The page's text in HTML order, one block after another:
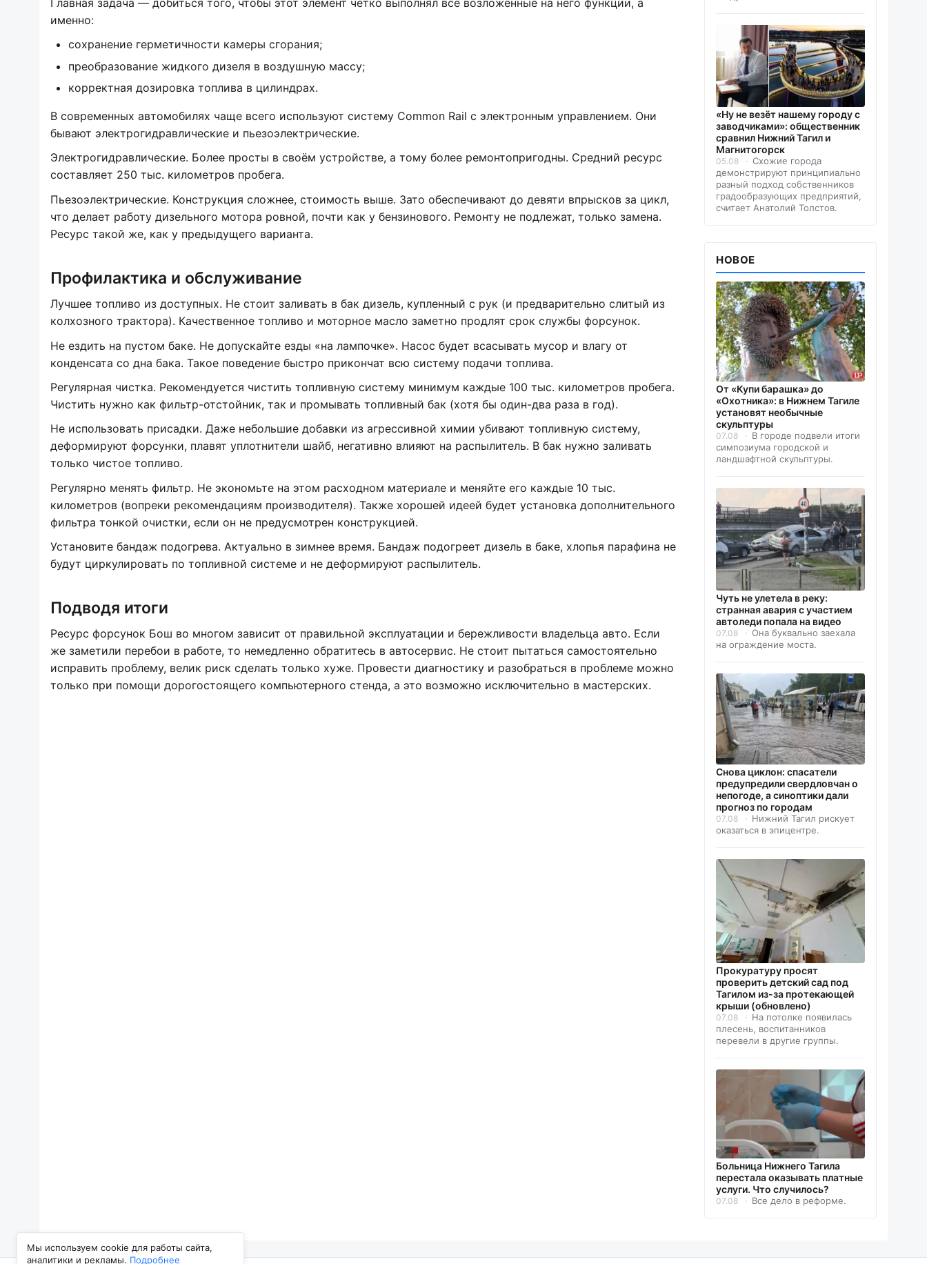
Мы используем cookie для работы сайта,
аналитики и рекламы. Подробнее
именно:
сохранение герметичности камеры сгорания;
преобразование жидкого дизеля в воздушную массу;
корректная дозировка топлива в цилиндрах.
В современных автомобилях чаще всего используют систему Common Rail с электронным управлением. Они
бывают электрогидравлические и пьезоэлектрические.
Электрогидравлические. Более просты в своём устройстве, а тому более ремонтопригодны. Средний ресурс
составляет 250 тыс. километров пробега.
Пьезоэлектрические. Конструкция сложнее, стоимость выше. Зато обеспечивают до девяти впрысков за цикл,
что делает работу дизельного мотора ровной, почти как у бензинового. Ремонту не подлежат, только замена.
Ресурс такой же, как у предыдущего варианта.
Профилактика и обслуживание
Лучшее топливо из доступных. Не стоит заливать в бак дизель, купленный с рук (и предварительно слитый из
колхозного трактора). Качественное топливо и моторное масло заметно продлят срок службы форсунок.
Не ездить на пустом баке. Не допускайте езды «на лампочке». Насос будет всасывать мусор и влагу от
конденсата со дна бака. Такое поведение быстро прикончат всю систему подачи топлива.
Регулярная чистка. Рекомендуется чистить топливную систему минимум каждые 100 тыс. километров пробега.
Чистить нужно как фильтр-отстойник, так и промывать топливный бак (хотя бы один-два раза в год).
Не использовать присадки. Даже небольшие добавки из агрессивной химии убивают топливную систему,
деформируют форсунки, плавят уплотнители шайб, негативно влияют на распылитель. В бак нужно заливать
только чистое топливо.
Регулярно менять фильтр. Не экономьте на этом расходном материале и меняйте его каждые 10 тыс.
километров (вопреки рекомендациям производителя). Также хорошей идеей будет установка дополнительного
фильтра тонкой очистки, если он не предусмотрен конструкцией.
Установите бандаж подогрева. Актуально в зимнее время. Бандаж подогреет дизель в баке, хлопья парафина не
будут циркулировать по топливной системе и не деформируют распылитель.
Подводя итоги
Ресурс форсунок Бош во многом зависит от правильной эксплуатации и бережливости владельца авто. Если
же заметили перебои в работе, то немедленно обратитесь в автосервис. Не стоит пытаться самостоятельно
исправить проблему, велик риск сделать только хуже. Провести диагностику и разобраться в проблеме можно
только при помощи дорогостоящего компьютерного стенда, а это возможно исключительно в мастерских.
«Ну не везёт нашему городу с
заводчиками»: общественник
сравнил Нижний Тагил и
Магнитогорск
05.08
Схожие города
демонстрируют принципиально
разный подход собственников
градообразующих предприятий,
считает Анатолий Толстов.
НОВОЕ
От «Купи барашка» до
«Охотника»: в Нижнем Тагиле
установят необычные
скульптуры
07.08
В городе подвели итоги
симпозиума городской и
ландшафтной скульптуры.
Чуть не улетела в реку:
странная авария с участием
автоледи попала на видео
07.08
Она буквально заехала
на ограждение моста.
Снова циклон: спасатели
предупредили свердловчан о
непогоде, а синоптики дали
прогноз по городам
07.08
Нижний Тагил рискует
оказаться в эпицентре.
Прокуратуру просят
проверить детский сад под
Тагилом из-за протекающей
крыши (обновлено)
07.08
На потолке появилась
плесень, воспитанников
перевели в другие группы.
Больница Нижнего Тагила
перестала оказывать платные
услуги. Что случилось?
07.08 Все дело в реформе.